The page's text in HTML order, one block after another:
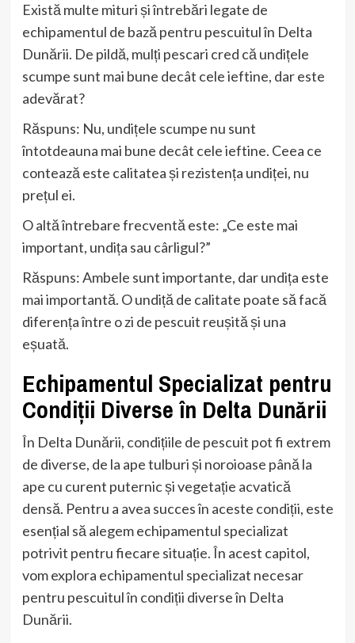
Există multe mituri și întrebări legate de
echipamentul de bază pentru pescuitul în Delta
Dunării. De pildă, mulți pescari cred că undițele
scumpe sunt mai bune decât cele ieftine, dar este
adevărat?
Răspuns: Nu, undițele scumpe nu sunt
întotdeauna mai bune decât cele ieftine. Ceea ce
contează este calitatea și rezistența undiței, nu
prețul ei.
O altă întrebare frecventă este: „Ce este mai
important, undița sau cârligul?”
Răspuns: Ambele sunt importante, dar undița este
mai importantă. O undiță de calitate poate să facă
diferența între o zi de pescuit reușită și una
eșuată.
Echipamentul Specializat pentru
Condiții Diverse în Delta Dunării
În Delta Dunării, condițiile de pescuit pot fi extrem
de diverse, de la ape tulburi și noroioase până la
ape cu curent puternic și vegetație acvatică
densă. Pentru a avea succes în aceste condiții, este
esențial să alegem echipamentul specializat
potrivit pentru fiecare situație. În acest capitol,
vom explora echipamentul specializat necesar
pentru pescuitul în condiții diverse în Delta
Dunării.